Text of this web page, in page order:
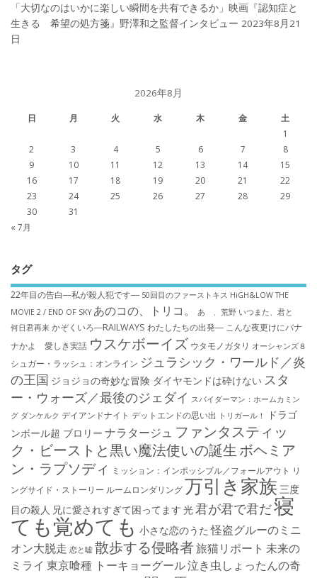
「大切なのはいかに楽しい瞬間を共有できるか」映画『認知症と
生きる 希望の処方箋』野澤和之監督インタビュー 2023年8月21
日
2026年8月
日 月 火 水 木 金
土
1
2
3 4 5 6 7
8
9
10 11 12 13 14
15
16
17 18 19 20 21
22
23
24 25 26 27 28
29
30
31
« 7月
タグ
22年目の告白―私が殺人犯です― 50回目のファーストキス HiGH&LOW THE
MOVIE 2 / END OF SKY あのコの、トリコ。 あゝ、荒野 いつまた、君と
何日君再来 かぞくいろ―RAILWAYS わたしたちの出発― こんな夜更けにバナ
ナかよ 愛しき実話 ウスケボーイズ ウタモノガタリ オーシャンズ８
シュガー・ラッシュ：オ​ンライン ジュラシック・ワールド／炎
の王国 ジョジョの奇妙な冒険 ダイヤモンドは砕けない スタ
ー・ウォーズ／最後のジェダイ スパイダーマン：ホームカミン
グ ダンケルク デイアンドナイト デットエンドの思い出 トリガール！
ドラゴ
ンボール超 ブロリー ナラタージュ ファンタスティッ
ク・ビーストと黒い魔法使いの誕生 ボヘミア
ン・ラプソディ ミッション：インポッシブル／フォールアウト リ
ングサイド・ストーリー ルームロンダリング万引き家族 三度
目の殺人 兄に愛されすぎて困ってます 光君が君で君だ寝
ても覚めても 小さな恋のうた 怪盗グルーのミニ
オン大脱走 恋と嘘 散歩する侵略者旅猫リポート 未来の
ミライ 東京喰種 トーキョーグール泣き虫しょったんの奇